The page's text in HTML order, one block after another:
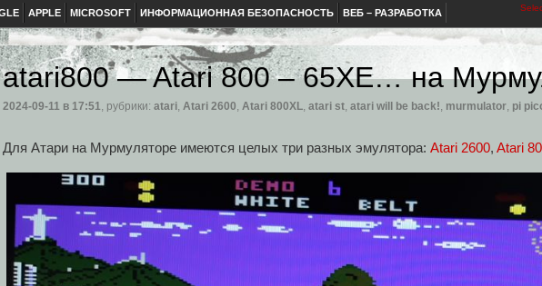
APPLE MICROSOFT ИНФОРМАЦИОННАЯ БЕЗОПАСНОСТЬ ВЕБ – РАЗРАБОТКА
atari800 — Atari 800 – 65XE… на
2024-09-11 в 17:51, рубрики: atari, Atari 2600, Atari 800XL, atari st, atari will be back!, murmulator, pi
Для Атари на Мурмуляторе имеются целых три разных эмулятора: Atari 2600, Atari